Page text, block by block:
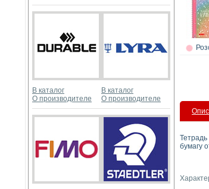
В каталог
О производителе
В каталог
О производителе
бумагу